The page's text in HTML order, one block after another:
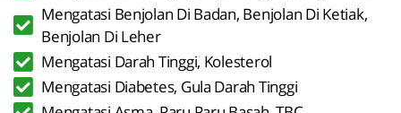
Mengatasi Benjolan Di Badan, Benjolan Di Ketiak,
Benjolan Di Leher
Mengatasi Darah Tinggi, Kolesterol
Mengatasi Diabetes, Gula Darah Tinggi